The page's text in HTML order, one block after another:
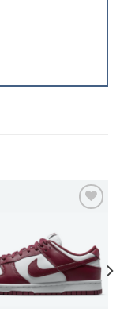
Añadir
a la
lista de
deseos